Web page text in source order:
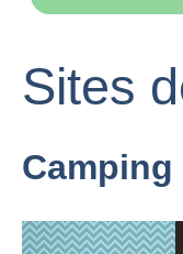
Sites